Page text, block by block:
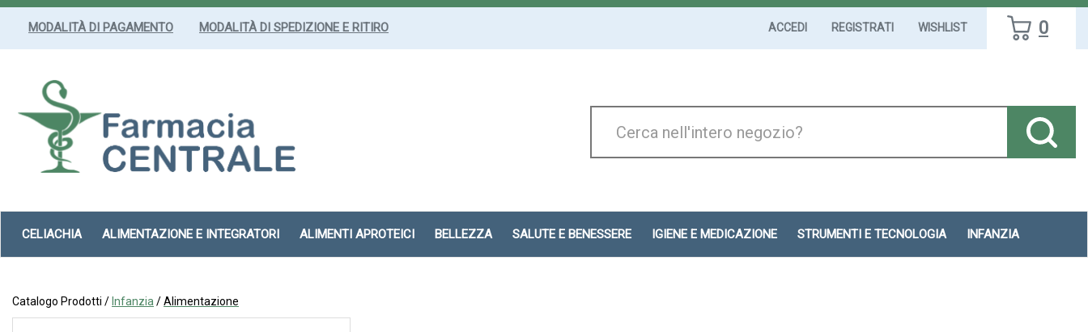
Passa
MODALITÀ DI PAGAMENTO MODALITÀ DI SPEDIZIONE E RITIRO ACCEDI REGISTRATI WISHLIST 0
Prodotto
CELIACHIA ALIMENTAZIONE E INTEGRATORI ALIMENTI APROTEICI BELLEZZA SALUTE E BENESSERE IGIENE E MEDICAZIONE STRUMENTI E TECNOLOGIA INFANZIA
Catalogo Prodotti / Infanzia /Alimentazione